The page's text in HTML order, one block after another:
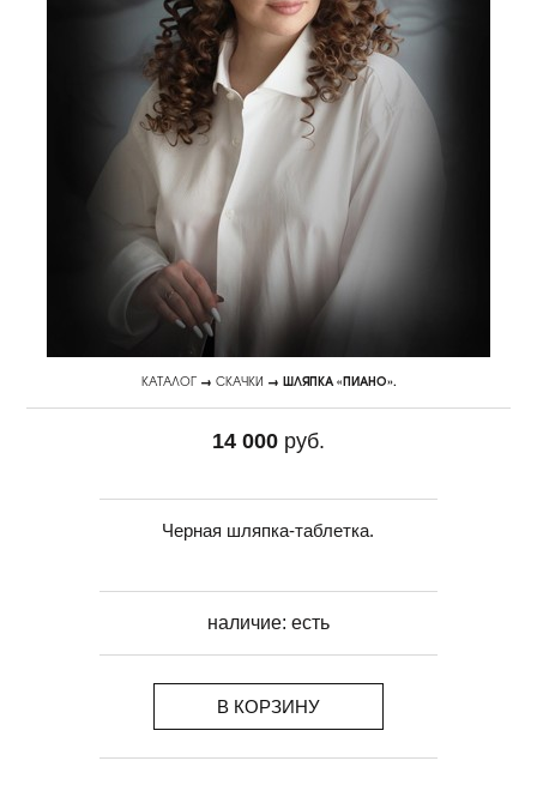
КАТАЛОГ→ СКАЧКИ → ШЛЯПКА «ПИАНО».
Черная шляпка-таблетка.
наличие: есть
14 000руб.
В КОРЗИНУ